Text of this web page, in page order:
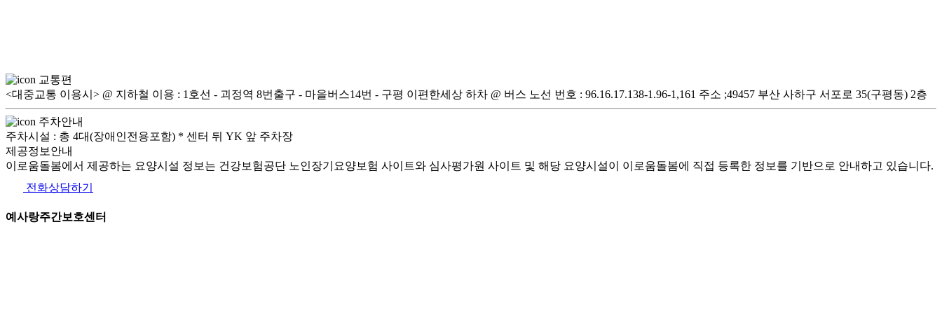
교통편
<대중교통 이용시> @ 지하철 이용 : 1호선 - 괴정역 8번출구 - 마을버스14번 - 구평 이편한세상 하차 @ 버스 노선 번호 : 96.16.17.138-1.96-1,161 주소 ;49457 부산 사하구 서포로 35(구평동) 2층
주차안내
주차시설 : 총 4대(장애인전용포함) * 센터 뒤 YK 앞 주차장
제공정보안내
이로움돌봄에서 제공하는 요양시설 정보는 건강보험공단 노인장기요양보험 사이트와 심사평가원 사이트 및 해당 요양시설이 이로움돌봄에 직접 등록한 정보를 기반으로 안내하고 있습니다.
전화상담하기
예사랑주간보호센터